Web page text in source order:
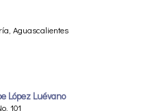
Aguascalientes
López Luévano
101